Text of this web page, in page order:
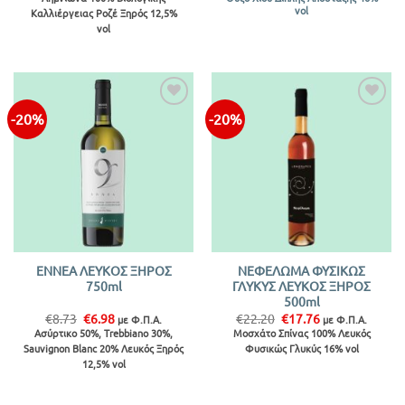
was:
€16.64.
τιμή
είναι:
Καλλιέργειας Ροζέ Ξηρός 12,5%
vol
€4.52
vol
-20%
ΕΝΝΕΑ ΛΕΥΚΟΣ ΞΗΡΟΣ
750ml
€8.73 Original
price
was:
€8.73.
€6.98Η
τρέχουσα
τιμή
είναι:
€6.98.
με Φ.Π.Α.
Ασύρτικο 50%, Trebbiano 30%,
Sauvignon Blanc 20% Λευκός Ξηρός
12,5% vol
-20%
ΝΕΦΕΛΩΜΑ ΦΥΣΙΚΩΣ
ΓΛΥΚΥΣ ΛΕΥΚΟΣ ΞΗΡΟΣ
500ml
€22.20 Original
price
was:
€22.20.
€17.76Η
τρέχουσα
τιμή
είναι:
με Φ.Π.Α.
Μοσχάτο Σπίνας 100% Λευκός
Φυσικώς Γλυκύς 16% vol